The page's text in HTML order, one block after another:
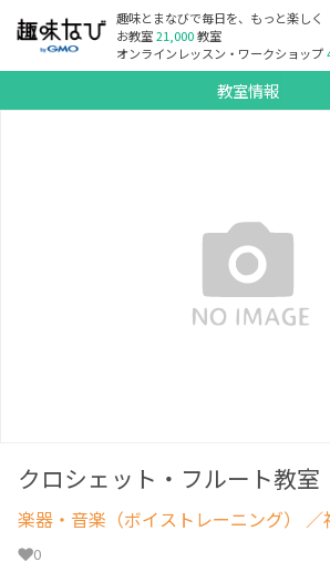
趣味とまなびで毎日を、もっと楽しく
お教室21,000教室
オンラインレッスン・ワークショップ
教室情報
クロシェット・フルート教室
楽器・音楽（ボイストレーニング） ／
0